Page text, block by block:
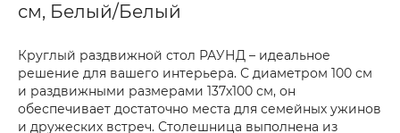
см, Белый/Белый
Круглый раздвижной стол РАУНД – идеальное
решение для вашего интерьера. С диаметром 100 см
и раздвижными размерами 137х100 см, он
обеспечивает достаточно места для семейных ужинов
и дружеских встреч. Столешница выполнена из